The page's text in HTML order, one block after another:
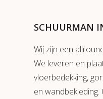
SCHUURMAN
Wij zijn een
We leveren en
vloerbedekking,
en